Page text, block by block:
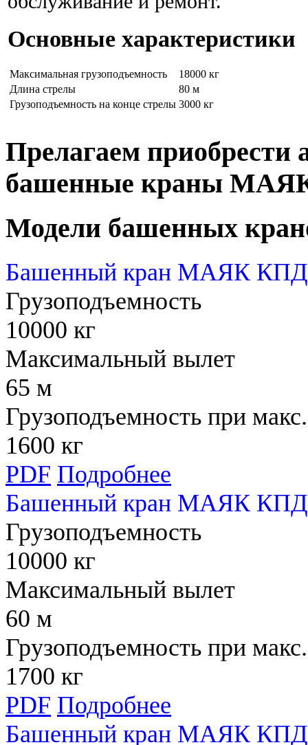
Основные характеристики
Максимальная грузоподъемность
18000 кг
Длина стрелы
80 м
Грузоподъемность на конце стрелы 3000 кг
Прелагаем приобрести
башенные краны
Модели башенных
Башенный кран МАЯК КПД
Грузоподъемность
10000 кг
Максимальный вылет
65 м
Грузоподъемность при
1600 кг
PDF Подробнее
Башенный кран МАЯК КПД
Грузоподъемность
10000 кг
Максимальный вылет
60 м
Грузоподъемность при
1700 кг
PDF Подробнее
Башенный кран МАЯК КПД